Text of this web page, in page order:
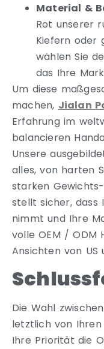
Material &
Rot unserer
Kiefern oder
wählen Sie
das Ihre
Um diese
machen, Jialan
Erfahrung im
balancieren
Unsere
alles, von harten
starken
stellt sicher, dass
nimmt und Ihre
volle OEM / ODM
Ansichten von US
Die Wahl
letztlich von
Ihre Priorität die